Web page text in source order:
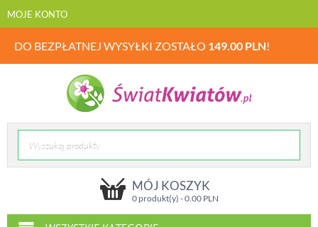
MOJE KONTO
DO BEZPŁATNEJ WYSYŁKI ZOSTAŁO 149.00 PLN!
MÓJ KOSZYK
0 produkt(y) -0.00PLN